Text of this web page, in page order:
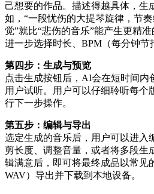
己想要的作品。描述得越具体，生
如，“一段忧伤的大提琴旋律，节
觉”就比“悲伤的音乐”能产生更精
进一步选择时长、BPM（每分钟节
第四步：生成与预览
点击生成按钮后，AI会在短时间内
用户试听。用户可以仔细聆听每个
行下一步操作。
第五步：编辑与导出
选定生成的音乐后，用户可以进入
剪长度、调整音量，或者将多段生
辑满意后，即可将最终成品以常见
WAV）导出并下载到本地设备。